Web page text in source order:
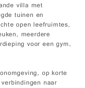
villa met
tuinen en
open leefruimtes,
meerdere
voor een gym,
op korte
naar